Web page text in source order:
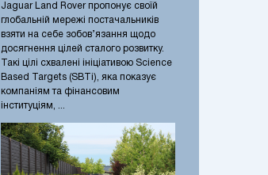
Jaguar Land Rover пропонує своїй
глобальній мережі постачальників
взяти на себе зобов’язання щодо
досягнення цілей сталого розвитку.
Такі цілі схвалені ініціативою Science
Based Targets (SBTi), яка показує
компаніям та фінансовим
інституціям, ...